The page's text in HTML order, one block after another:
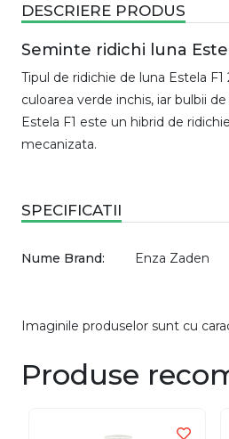
DESCRIERE PRODUS
Seminte ridichi luna
Tipul de ridichie de luna Estela
culoarea verde inchis, iar bulbii
Estela F1 este un hibrid de
mecanizata.
SPECIFICATII
Nume Brand: Enza Zaden
Imaginile produselor sunt cu
Produse